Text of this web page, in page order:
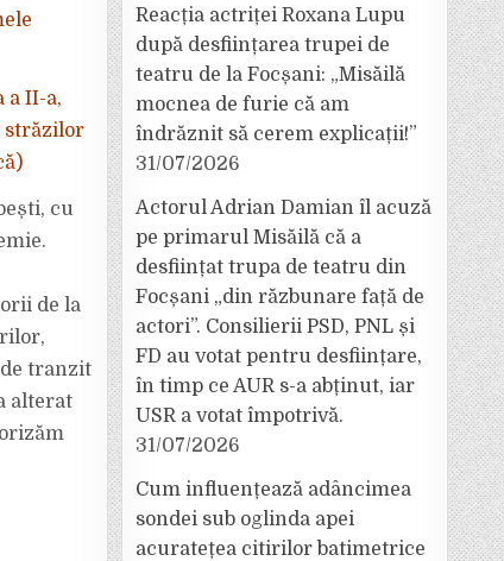
a II-a,
străzilor
cu
de la
tranzit
alterat
Reacția actriței Roxana Lupu
după desființarea trupei de
teatru de la Focșani: „Misăilă
mocnea de furie că am
îndrăznit să cerem explicații!”
31/07/2026
Actorul Adrian Damian îl acuză
pe primarul Misăilă că a
desființat trupa de teatru din
Focșani „din răzbunare față de
actori”. Consilierii PSD, PNL și
FD au votat pentru desființare,
în timp ce AUR s-a abținut, iar
USR a votat împotrivă.
31/07/2026
Cum influențează adâncimea
sondei sub oglinda apei
acuratețea citirilor batimetrice